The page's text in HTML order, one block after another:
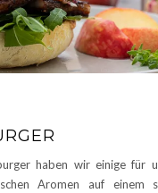
haben wir einige für
Aromen auf einem